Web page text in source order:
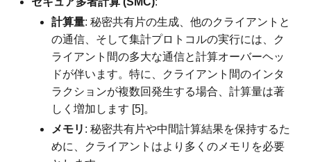
計算量: 秘密共有片の生成、他のクライアントと
の通信、そして集計プロトコルの実行には、ク
ライアント間の多大な通信と計算オーバーヘッ
ドが伴います。特に、クライアント間のインタ
ラクションが複数回発生する場合、計算量は著
しく増加します [5]。
メモリ : 秘密共有片や中間計算結果を保持するた
めに、クライアントはより多くのメモリを必要